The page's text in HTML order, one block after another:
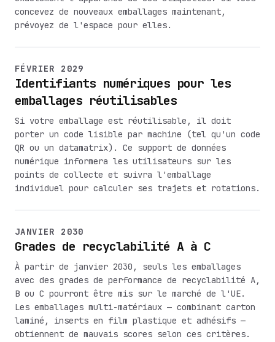
concevez de nouveaux emballages maintenant,
prévoyez de l'espace pour elles.
FÉVRIER 2029
Identifiants numériques pour les
emballages réutilisables
Si votre emballage est réutilisable, il doit
porter un code lisible par machine (tel qu'un code
QR ou un datamatrix). Ce support de données
numérique informera les utilisateurs sur les
points de collecte et suivra l'emballage
individuel pour calculer ses trajets et rotations.
JANVIER 2030
Grades de recyclabilité A à C
À partir de janvier 2030, seuls les emballages
avec des grades de performance de recyclabilité A,
B ou C pourront être mis sur le marché de l'UE.
Les emballages multi-matériaux — combinant carton
laminé, inserts en film plastique et adhésifs —
obtiennent de mauvais scores selon ces critères.